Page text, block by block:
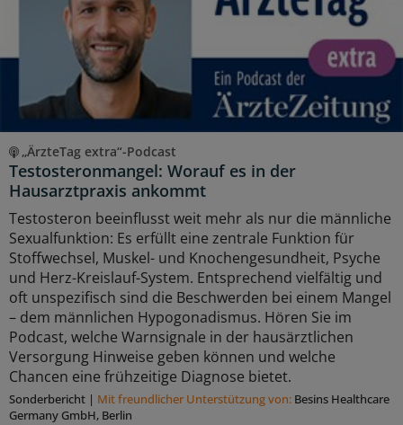
„ÄrzteTag extra“-Podcast
Testosteronmangel: Worauf es in der
Hausarztpraxis ankommt
Testosteron beeinflusst weit mehr als nur die männliche
Sexualfunktion: Es erfüllt eine zentrale Funktion für
Stoffwechsel, Muskel- und Knochengesundheit, Psyche
und Herz-Kreislauf-System. Entsprechend vielfältig und
oft unspezifisch sind die Beschwerden bei einem Mangel
– dem männlichen Hypogonadismus. Hören Sie im
Podcast, welche Warnsignale in der hausärztlichen
Versorgung Hinweise geben können und welche
Chancen eine frühzeitige Diagnose bietet.
Sonderbericht | Mit freundlicher Unterstützung von: Besins Healthcare
Germany GmbH, Berlin